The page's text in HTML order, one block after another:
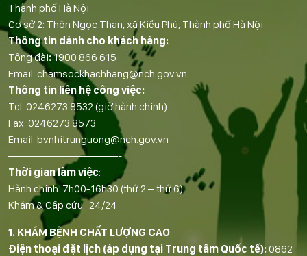
Thành phố Hà Nội
Cơ sở 2: Thôn Ngọc Than, xã Kiều Phú, Thành phố Hà Nội
Thông tin dành cho khách hàng:
Tổng đài:1900 866 615
Email: chamsockhachhang@nch.gov.vn
Thông tin liên hệ công việc:
Tel: 0246273 8532 (giờ hành chính)
Fax: 0246273 8573
Email: bvnhitrunguong@nch.gov.vn
——————————-
Thời gian làm việc:
Hành chính: 7h00-16h30 (thứ 2 – thứ 6)
Khám & Cấp cứu: 24/24
1. KHÁM BỆNH CHẤT LƯỢNG CAO
Điện thoại đặt lịch (áp dụng tại Trung tâm Quốc tế):0862